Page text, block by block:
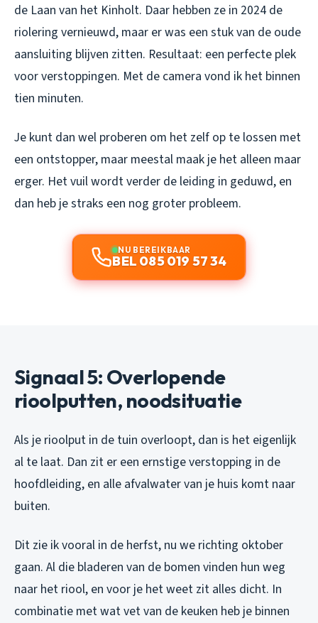
de Laan van het Kinholt. Daar hebben ze in 2024 de
riolering vernieuwd, maar er was een stuk van de oude
aansluiting blijven zitten. Resultaat: een perfecte plek
voor verstoppingen. Met de camera vond ik het binnen
tien minuten.
Je kunt dan wel proberen om het zelf op te lossen met
een ontstopper, maar meestal maak je het alleen maar
erger. Het vuil wordt verder de leiding in geduwd, en
dan heb je straks een nog groter probleem.
NU BEREIKBAAR
BEL 085 019 57 34
Signaal 5: Overlopende
rioolputten, noodsituatie
Als je rioolput in de tuin overloopt, dan is het eigenlijk
al te laat. Dan zit er een ernstige verstopping in de
hoofdleiding, en alle afvalwater van je huis komt naar
buiten.
Dit zie ik vooral in de herfst, nu we richting oktober
gaan. Al die bladeren van de bomen vinden hun weg
naar het riool, en voor je het weet zit alles dicht. In
combinatie met wat vet van de keuken heb je binnen